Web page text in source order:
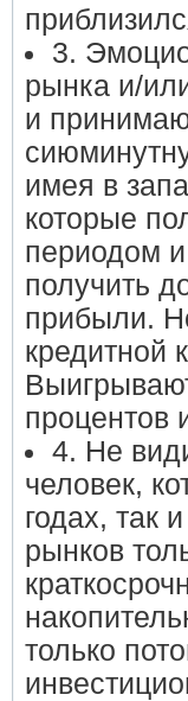
3.
рынка и/
и
имея в
которые
периодом
получить
прибыли.
кредитной
процентов
4. Не
человек,
годах, так
рынков
только